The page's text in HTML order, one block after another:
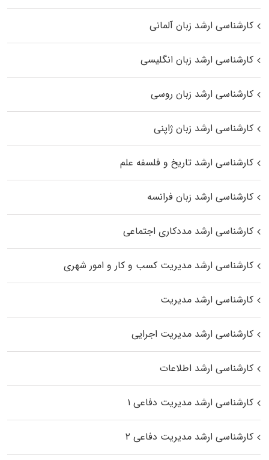
کارشناسی ارشد زبان آلمانی
کارشناسی ارشد زبان انگلیسی
کارشناسی ارشد زبان روسی
کارشناسی ارشد زبان ژاپنی
کارشناسی ارشد تاریخ و فلسفه علم
کارشناسی ارشد زبان فرانسه
کارشناسی ارشد مددکاری اجتماعی
کارشناسی ارشد مدیریت کسب و کار و امور شهری
کارشناسی ارشد مدیریت
کارشناسی ارشد مدیریت اجرایی
کارشناسی ارشد اطلاعات
کارشناسی ارشد مدیریت دفاعی ۱
کارشناسی ارشد مدیریت دفاعی ۲